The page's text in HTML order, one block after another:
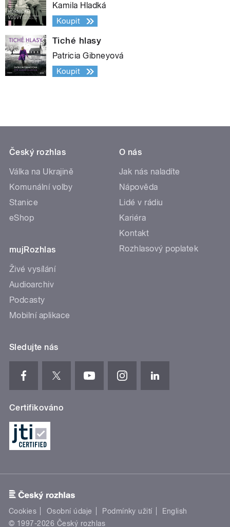
Kamila Hladká
Koupit
Tiché hlasy
Patricia Gibneyová
Koupit
Český rozhlas
Válka na Ukrajině
Komunální volby
Stanice
eShop
mujRozhlas
Živé vysílání
Audioarchiv
Podcasty
Mobilní aplikace
O nás
Jak nás naladíte
Nápověda
Lidé v rádiu
Kariéra
Kontakt
Rozhlasový poplatek
Sledujte nás
Certifikováno
Cookies Osobní údaje Podmínky užití
English
© 1997-2026 Český rozhlas